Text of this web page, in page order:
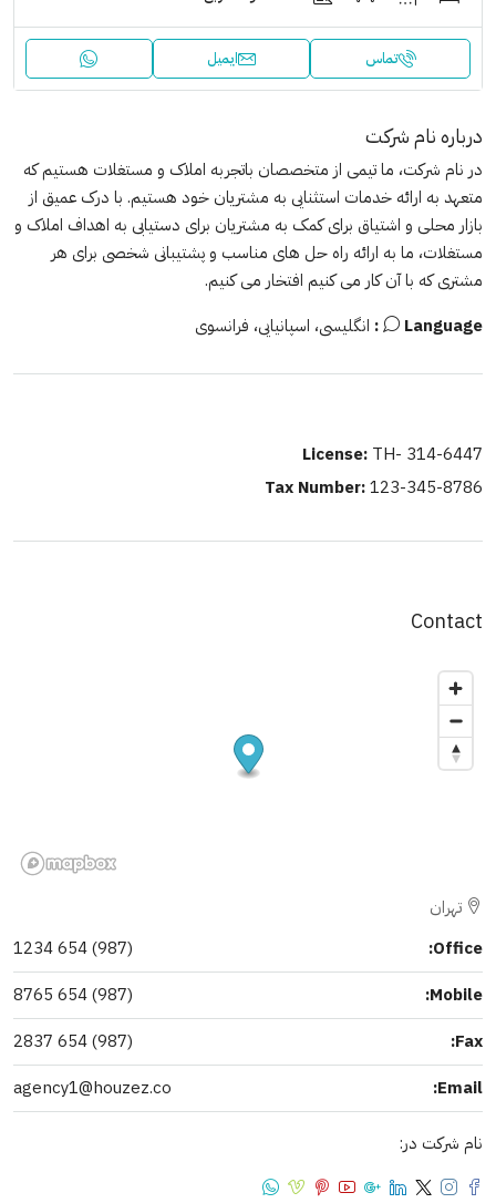
تماس ایمیل
درباره نام شرکت
در نام شرکت، ما تیمی از متخصصان باتجربه املاک و مستغلات هستیم که
متعهد به ارائه خدمات استثنایی به مشتریان خود هستیم. با درک عمیق از
بازار محلی و اشتیاق برای کمک به مشتریان برای دستیابی به اهداف املاک و
مستغلات، ما به ارائه راه حل های مناسب و پشتیبانی شخصی برای هر
مشتری که با آن کار می کنیم افتخار می کنیم.
Language:
انگلیسی، اسپانیایی، فرانسوی
License: TH- 314-6447
Tax Number:123-345-8786
Contact
تهران
Office:
(987) 654 1234
Mobile:
(987) 654 8765
Fax:
(987) 654 2837
Email:
agency1@houzez.co
نام شرکت در: